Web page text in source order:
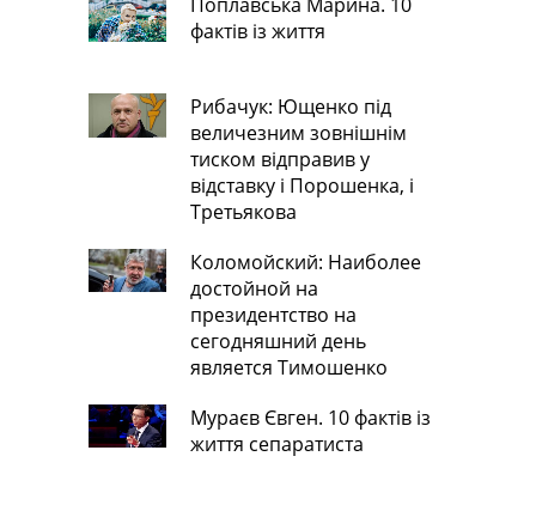
фактів із життя
Рибачук: Ющенко під
величезним зовнішнім
тиском відправив у
відставку і Порошенка, і
Третьякова
Коломойский: Наиболее
достойной на
президентство на
сегодняшний день
является Тимошенко
Мураєв Євген. 10 фактів із
життя сепаратиста